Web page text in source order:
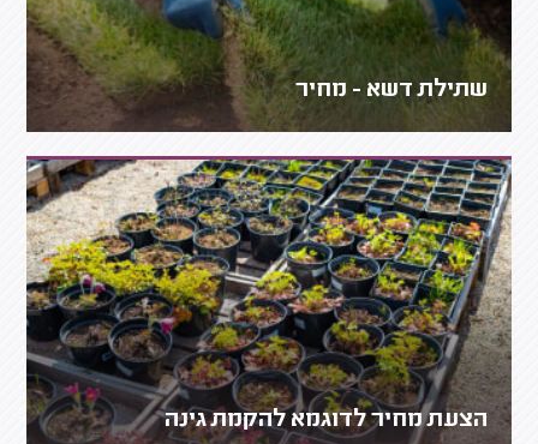
שתילת דשא - מחיר
הצעת מחיר לדוגמא להקמת גינה